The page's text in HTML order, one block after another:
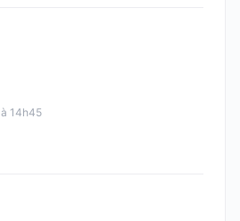
14h45